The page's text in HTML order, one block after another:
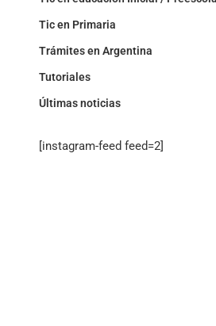
Tic en Primaria
Trámites en Argentina
Tutoriales
Últimas noticias
[instagram-feed feed=2]